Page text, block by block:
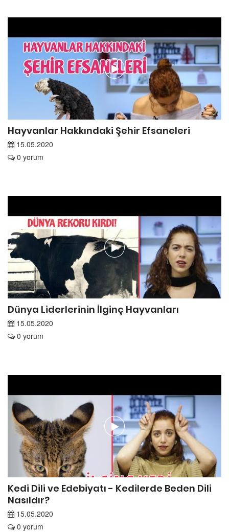
Hayvanlar Hakkındaki Şehir Efsaneleri
15.05.2020
0 yorum
Dünya Liderlerinin İlginç Hayvanları
15.05.2020
0 yorum
Kedi Dili ve Edebiyatı - Kedilerde Beden Dili
Nasıldır?
15.05.2020
0 yorum